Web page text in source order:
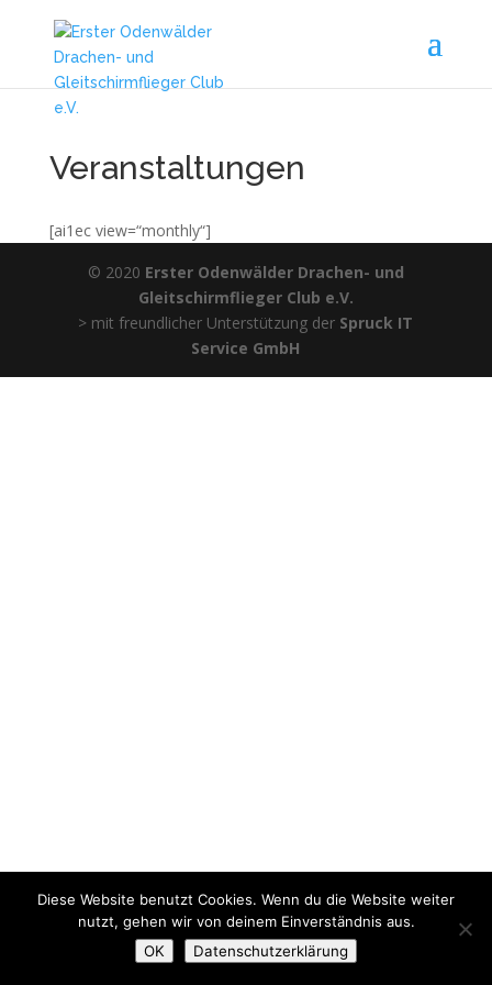
Veranstaltungen
[ai1ec view=“monthly“]
© 2020 Erster Odenwälder Drachen- und
Gleitschirmflieger Club e.V.
> mit freundlicher Unterstützung der Spruck IT
Service GmbH
Diese Website benutzt Cookies. Wenn du die Website weiter
nutzt, gehen wir von deinem Einverständnis aus.
OK
Datenschutzerklärung